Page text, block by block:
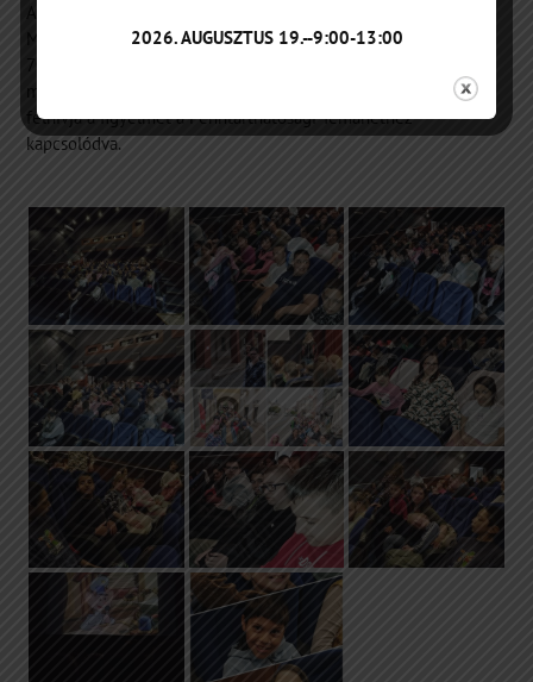
Az
Művészetek házában.
70 tanulónk nézhette meg Az erdő kapitánya című klasszikus
magyar rajzfilmet, mely a környezetvédelem fontosságára is
felhívja a figyelmet a Fenntarthatósági Témahéthez
kapcsolódva.
2026. AUGUSZTUS 19.--9:00-13:00